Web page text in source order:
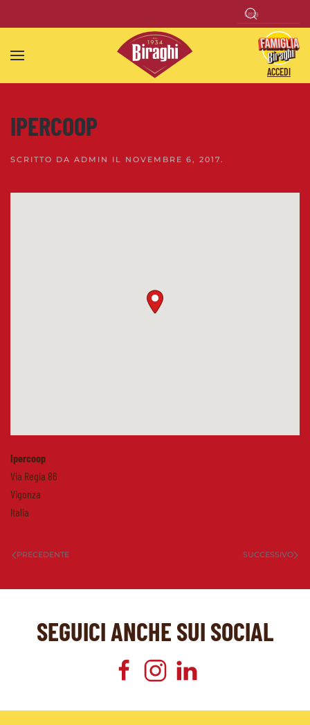
Skip to main content
ACCEDI
IPERCOOP
SCRITTO DA ADMIN IL NOVEMBRE 6, 2017.
Ipercoop
Via Regia 86
Vigonza
Italia
PRECEDENTE SUCCESSIVO
SEGUICI ANCHE SUI SOCIAL